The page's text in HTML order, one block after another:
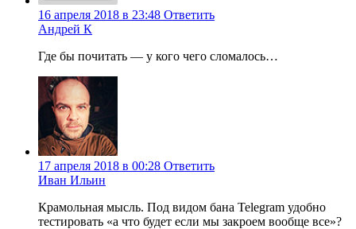
16 апреля 2018 в 23:48 Ответить
Андрей К
Где бы почитать — у кого чего сломалось…
17 апреля 2018 в 00:28 Ответить
Иван Ильин
Крамольная мысль. Под видом бана Telegram удобно
тестировать «а что будет если мы закроем вообще все»?